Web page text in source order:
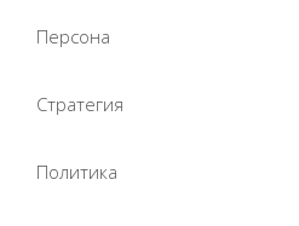
Персона
Стратегия
Политика